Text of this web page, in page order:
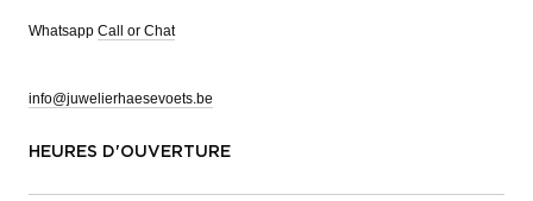
Whatsapp Call or Chat
info@juwelierhaesevoets.be
HEURES D'OUVERTURE